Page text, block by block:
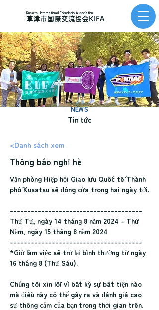
Kusatsu International Friendship Association
草津市国際交流協会KIFA
NEWS
Tin tức
<Danh sách xem
Thông báo nghỉ hè
Văn phòng Hiệp hội Giao lưu Quốc tế Thành
phố Kusatsu sẽ đóng cửa trong hai ngày tới.
--------------------------------------
Thứ Tư, ngày 14 tháng 8 năm 2024 - Thứ
Năm, ngày 15 tháng 8 năm 2024
--------------------------------------
*Giờ làm việc sẽ trở lại bình thường từ ngày
16 tháng 8 (Thứ Sáu).
Chúng tôi xin lỗi vì bất kỳ sự bất tiện nào
mà điều này có thể gây ra và đánh giá cao
sự thông cảm của bạn trong thời gian trên.